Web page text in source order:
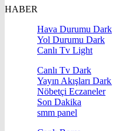
HABER
Hava Durumu Dark
Yol Durumu Dark
Canlı Tv Light
Canlı Tv Dark
Yayın Akışları Dark
Nöbetçi Eczaneler
Son Dakika
smm panel